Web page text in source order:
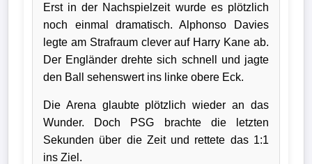
Erst in der Nachspielzeit wurde es plötzlich
noch einmal dramatisch. Alphonso Davies
legte am Strafraum clever auf Harry Kane ab.
Der Engländer drehte sich schnell und jagte
den Ball sehenswert ins linke obere Eck.
Die Arena glaubte plötzlich wieder an das
Wunder. Doch PSG brachte die letzten
Sekunden über die Zeit und rettete das 1:1
ins Ziel.